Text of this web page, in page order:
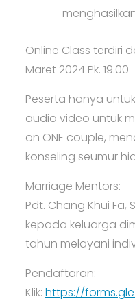
Online Class terdiri
Maret 2024 Pk. 19.00
Peserta hanya
audio video untuk
on ONE couple,
konseling seumur
Marriage Mentors:
Pdt. Chang Khui Fa,
kepada keluarga
tahun melayani
Pendaftaran:
Klik: https://